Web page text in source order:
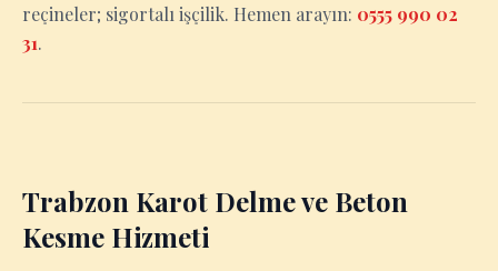
reçineler; sigortalı işçilik. Hemen arayın: 0555 990 02
31.
Trabzon Karot Delme ve Beton
Kesme Hizmeti